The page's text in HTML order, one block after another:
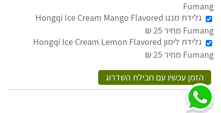
Fumang
גלידת מנגו Hongqi Ice Cream Mango Flavored
Fumang מחיר 25 ₪
גלידת לימון Hongqi Ice Cream Lemon Flavored
Fumang מחיר 25 ₪
הזמן עכשיו עם חבילת השדרוג